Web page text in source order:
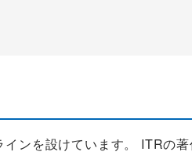
ンを設けています。 ITRの